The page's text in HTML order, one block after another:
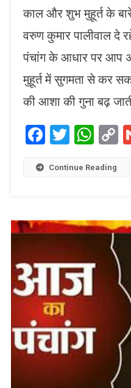
काल और शुभ मुहूर्त के बारे
वरुण कुमार पालीवाल दे
पंचांग के आधार पर आप
मुहूर्त में सुगमता से कर
की आशा की गुना बढ़
Facebook
Twitter
Continue Reading